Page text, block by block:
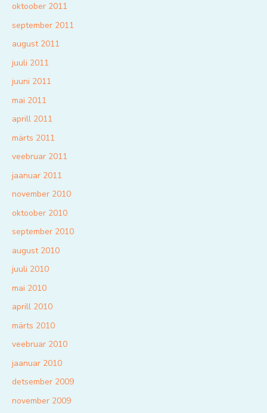
oktoober 2011
september 2011
august 2011
juuli 2011
juuni 2011
mai 2011
aprill 2011
märts 2011
veebruar 2011
jaanuar 2011
november 2010
oktoober 2010
september 2010
august 2010
juuli 2010
mai 2010
aprill 2010
märts 2010
veebruar 2010
jaanuar 2010
detsember 2009
november 2009